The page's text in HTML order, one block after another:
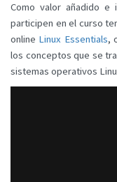
Como valor añadido e
participen en el curso
online Linux Essentials,
los conceptos que se
sistemas operativos